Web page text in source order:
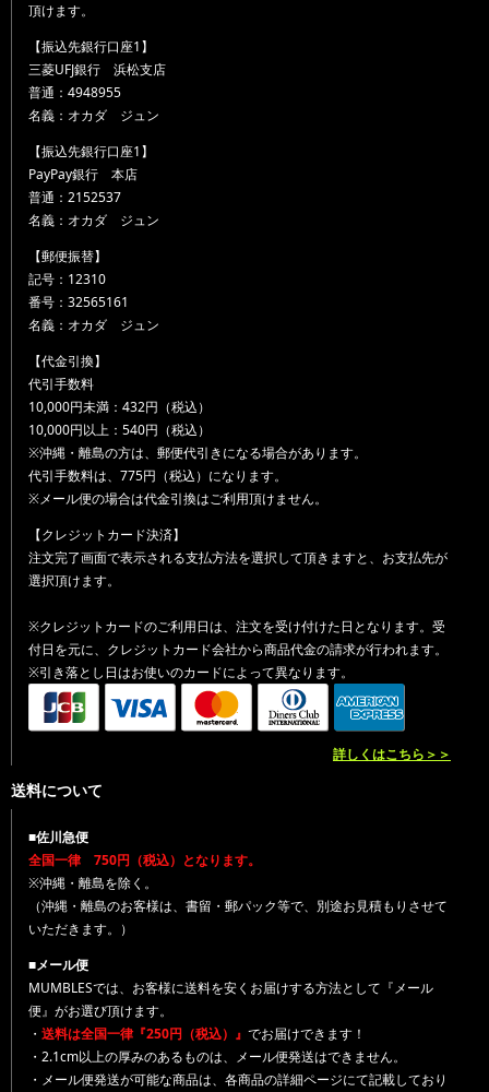
頂けます。
【振込先銀行口座1】
三菱UFJ銀行 浜松支店
普通：4948955
名義：オカダ ジュン
【振込先銀行口座1】
PayPay銀行 本店
普通：2152537
名義：オカダ ジュン
【郵便振替】
記号：12310
番号：32565161
名義：オカダ ジュン
【代金引換】
代引手数料
10,000円未満：432円（税込）
10,000円以上：540円（税込）
※沖縄・離島の方は、郵便代引きになる場合があります。
代引手数料は、775円（税込）になります。
※メール便の場合は代金引換はご利用頂けません。
【クレジットカード決済】
注文完了画面で表示される支払方法を選択して頂きますと、お支払先が
選択頂けます。
※クレジットカードのご利用日は、注文を受け付けた日となります。受
付日を元に、クレジットカード会社から商品代金の請求が行われます。
※引き落とし日はお使いのカードによって異なります。
詳しくはこちら＞＞
送料について
■佐川急便
全国一律 750円（税込）となります。
※沖縄・離島を除く。
（沖縄・離島のお客様は、書留・郵パック等で、別途お見積もりさせて
いただきます。）
■メール便
MUMBLESでは、お客様に送料を安くお届けする方法として『メール
便』がお選び頂けます。
・ 送料は全国一律『250円（税込）』 でお届けできます！
・2.1cm以上の厚みのあるものは、メール便発送はできません。
・メール便発送が可能な商品は、各商品の詳細ページにて記載しており